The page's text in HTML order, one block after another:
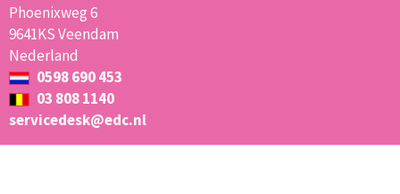
Phoenixweg 6
9641KS Veendam
Nederland
0598 690 453
03 808 1140
servicedesk@edc.nl